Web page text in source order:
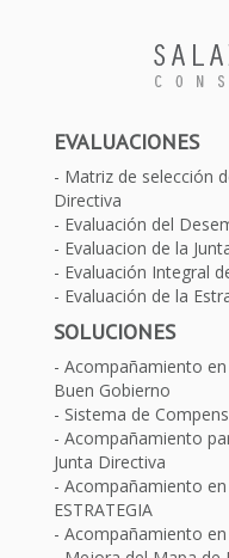
EVALUACIONES
Matriz de selección
Directiva
Evaluación del
Evaluacion de la
Evaluación Integral
Evaluación de la
SOLUCIONES
Acompañamiento
Buen Gobierno
Sistema de
Acompañamiento
Junta Directiva
Acompañamiento
ESTRATEGIA
Acompañamiento en